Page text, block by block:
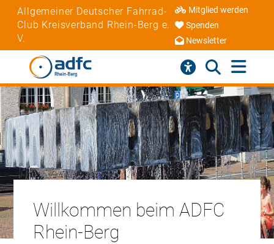
Allgemeiner Deutscher Fahrrad-
Club Kreisverband Rhein-Berg e.
V.
Mitglied werden
Spenden
Newsletter
Willkommen beim ADFC
Rhein-Berg